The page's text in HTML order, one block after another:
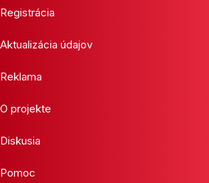
Registrácia
Aktualizácia údajov
Reklama
O projekte
Diskusia
Pomoc